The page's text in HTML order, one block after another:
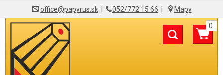
office@papyrus.sk| 052/772 15 66 Mapy
0